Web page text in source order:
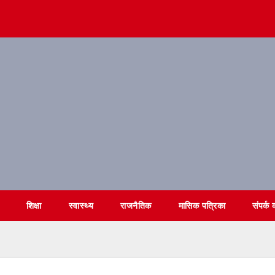
शिक्षा स्वास्थ्य राजनैतिक मासिक पत्रिका संपर्क